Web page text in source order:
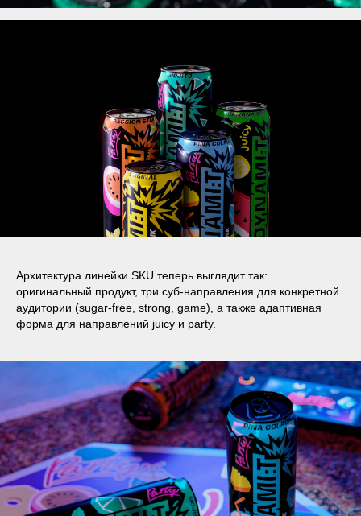
Архитектура линейки SKU теперь выглядит так:
оригинальный продукт, три суб-направления для конкретной
аудитории (sugar-free, strong, game), а также адаптивная
форма для направлений juicy и party.